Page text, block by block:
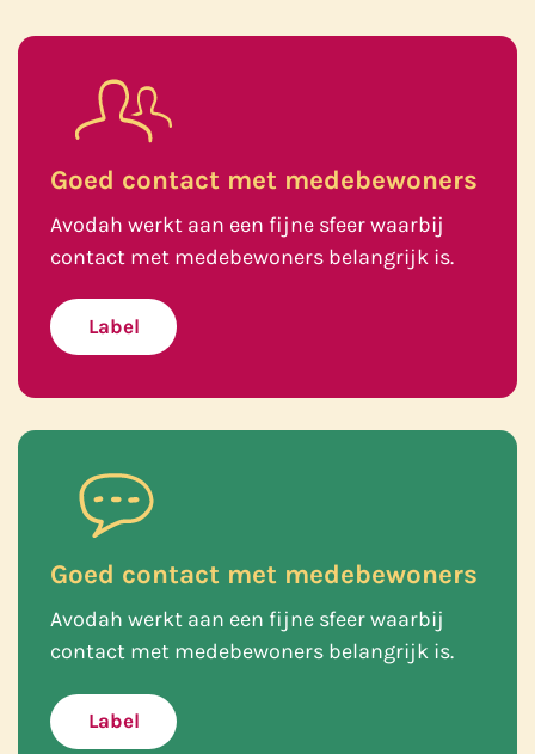
Goed contact met medebewoners
Avodah werkt aan een fijne sfeer waarbij
contact met medebewoners belangrijk is.
Label
Goed contact met medebewoners
Avodah werkt aan een fijne sfeer waarbij
contact met medebewoners belangrijk is.
Label